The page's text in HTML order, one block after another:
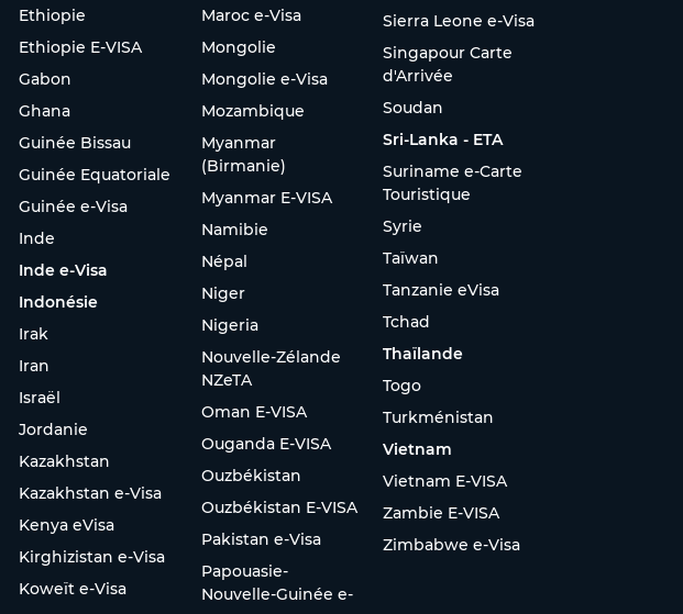
Ethiopie
Ethiopie E-VISA
Gabon
Ghana
Guinée Bissau
Guinée Equatoriale
Guinée e-Visa
Inde
Inde e-Visa
Indonésie
Irak
Iran
Israël
Jordanie
Kazakhstan
Kazakhstan e-Visa
Kenya eVisa
Kirghizistan e-Visa
Koweït e-Visa
Maroc e-Visa
Mongolie
Mongolie e-Visa
Mozambique
Myanmar
(Birmanie)
Myanmar E-VISA
Namibie
Népal
Niger
Nigeria
Nouvelle-Zélande
NZeTA
Oman E-VISA
Ouganda E-VISA
Ouzbékistan
Ouzbékistan E-VISA
Pakistan e-Visa
Papouasie-
Nouvelle-Guinée e-
Sierra Leone e-Visa
Singapour Carte
d'Arrivée
Soudan
Sri-Lanka - ETA
Suriname e-Carte
Touristique
Syrie
Taïwan
Tanzanie eVisa
Tchad
Thaïlande
Togo
Turkménistan
Vietnam
Vietnam E-VISA
Zambie E-VISA
Zimbabwe e-Visa